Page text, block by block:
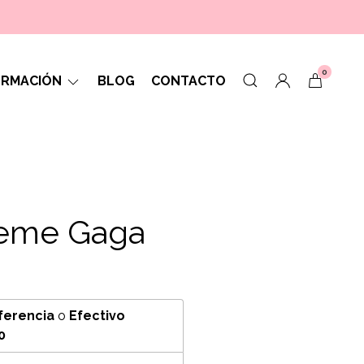
BLOG CONTACTO
0
Gaga
o Efectivo